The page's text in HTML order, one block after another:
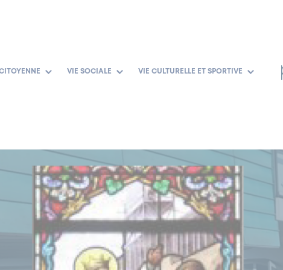
VIE SOCIALE VIE CULTURELLE ET SPORTIVE